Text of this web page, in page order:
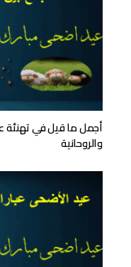
أجمل ما قيل في تهنئة
والروحانية